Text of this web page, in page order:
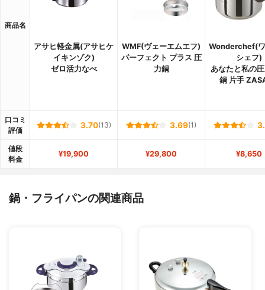
商品名
アサヒ軽金属(アサヒケ
イキンゾク)
ゼロ活力なべ
WMF(ヴェーエムエフ)
パーフェクト プラス 圧
力鍋
Wonderchef(
シェフ)
あなたと私の
鍋 片手
口コミ
評価
3.70(13) 3.69(1)
値段
料金
¥19,900 ¥29,800 ¥8,650
鍋・フライパンの関連商品